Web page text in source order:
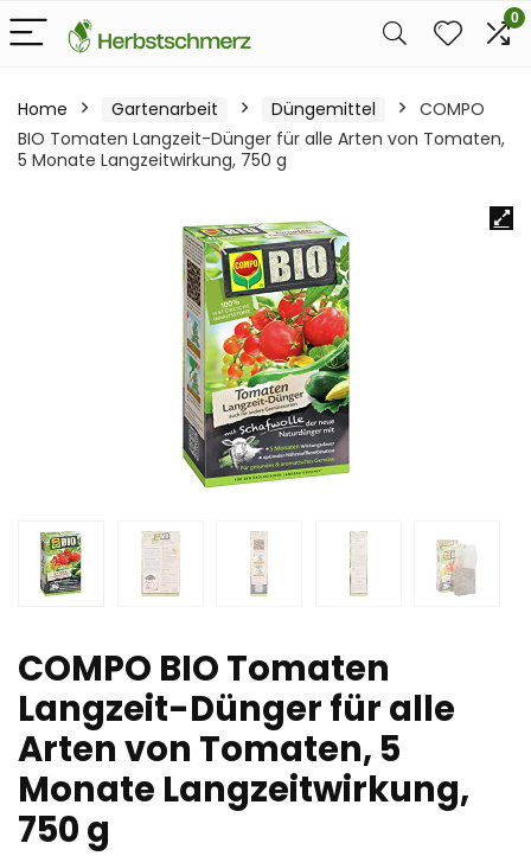
0
Home Gartenarbeit Düngemittel
COMPO
BIO Tomaten Langzeit-Dünger für alle Arten von Tomaten,
5 Monate Langzeitwirkung, 750 g
COMPO BIO Tomaten
Langzeit-Dünger für alle
Arten von Tomaten, 5
Monate Langzeitwirkung,
750 g